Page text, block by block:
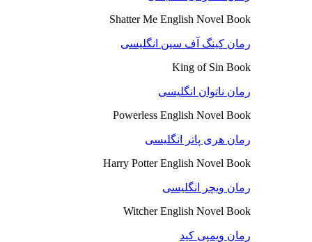
Shatter Me English Novel Book
رمان کینگ آف سین انگلیسی
King of Sin Book
رمان ناتوان انگلیسی
Powerless English Novel Book
رمان هری پاتر انگلیسی
Harry Potter English Novel Book
رمان ویچر انگلیسی
Witcher English Novel Book
رمان ویمپی کید